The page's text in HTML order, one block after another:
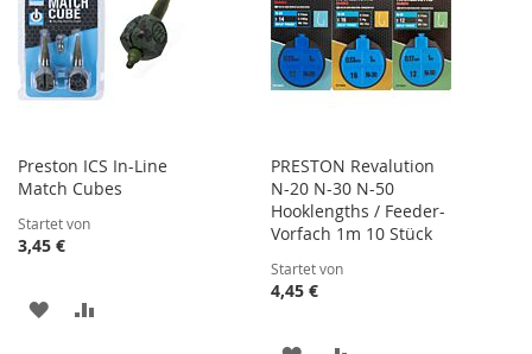
Preston ICS In-Line
Match Cubes
Startet von
3,45 €
ZUR
PRESTON Revalution
N-20 N-30 N-50
Hooklengths / Feeder-
Vorfach 1m 10 Stück
Startet von
4,45 €